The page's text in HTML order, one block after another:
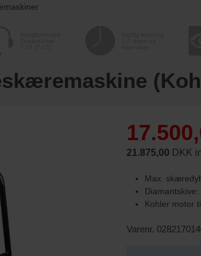
21.875,00 DKK
Max.
Kohler motor
Varenr.